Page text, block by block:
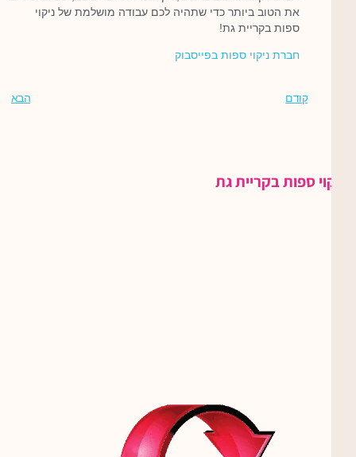
את הטוב ביותר כדי שתהיה לכם עבודה מושלמת של ניקוי
ספות בקריית גת!
חברת ניקוי ספות בפייסבוק
קודם הבא
ניקוי ספות בקריית גת